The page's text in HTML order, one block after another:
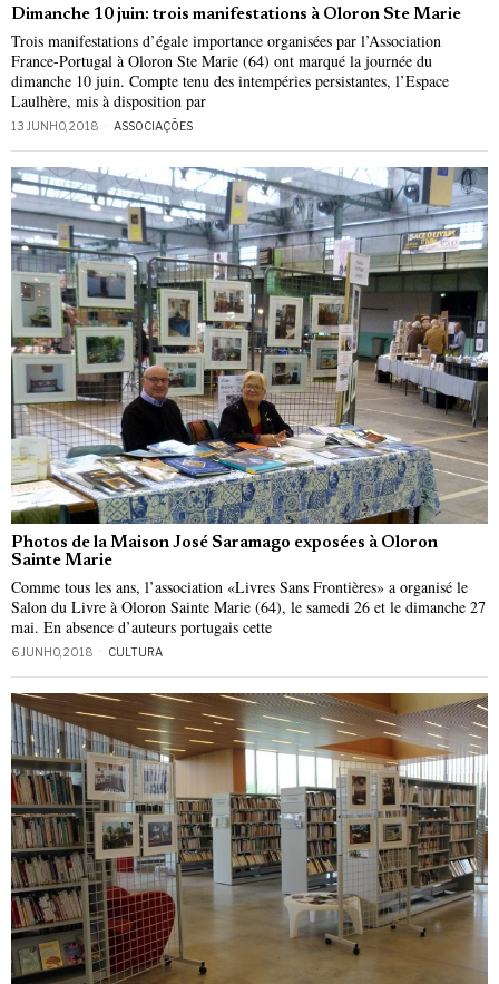
Dimanche 10 juin: trois manifestations à Oloron Ste Marie
Trois manifestations d’égale importance organisées par l’Association
France-Portugal à Oloron Ste Marie (64) ont marqué la journée du
dimanche 10 juin. Compte tenu des intempéries persistantes, l’Espace
Laulhère, mis à disposition par
13 JUNHO, 2018 ASSOCIAÇÕES
Photos de la Maison José Saramago exposées à Oloron
Sainte Marie
Comme tous les ans, l’association «Livres Sans Frontières» a organisé le
Salon du Livre à Oloron Sainte Marie (64), le samedi 26 et le dimanche 27
mai. En absence d’auteurs portugais cette
6 JUNHO, 2018 CULTURA